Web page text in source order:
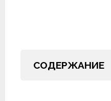
СОДЕРЖАНИЕ